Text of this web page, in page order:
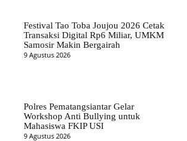
Festival Tao Toba Joujou 2026 Cetak
Transaksi Digital Rp6 Miliar, UMKM
Samosir Makin Bergairah
9 Agustus 2026
Polres Pematangsiantar Gelar
Workshop Anti Bullying untuk
Mahasiswa FKIP USI
9 Agustus 2026